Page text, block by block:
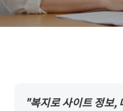
"복지로 사이트 정보,